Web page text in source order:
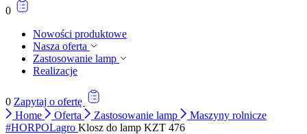
0
Nowości produktowe
Nasza oferta
Zastosowanie lamp
Realizacje
0 Zapytaj o ofertę
Home
Oferta Zastosowanie lamp
Maszyny rolnicze
#HORPOLagro Klosz do lamp KZT 476